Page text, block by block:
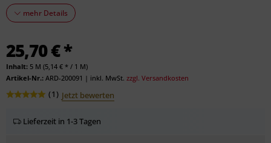
mehr Details
25,70 € *
Inhalt: 5 M (5,14 € * / 1 M)
Artikel-Nr.: ARD-200091 | inkl. MwSt. zzgl. Versandkosten
(1) Jetzt bewerten
Lieferzeit in 1-3 Tagen